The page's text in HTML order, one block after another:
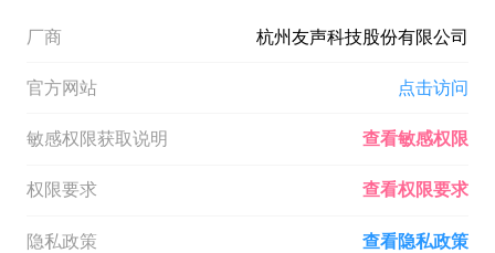
厂商 杭州友声科技股份有限公司
官方网站 点击访问
敏感权限获取说明 查看敏感权限
权限要求 查看权限要求
隐私政策 查看隐私政策